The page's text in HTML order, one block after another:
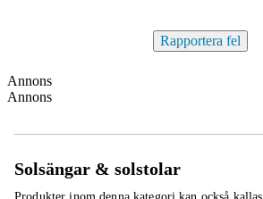
Rapportera fel
Annons
Annons
Solsängar & solstolar